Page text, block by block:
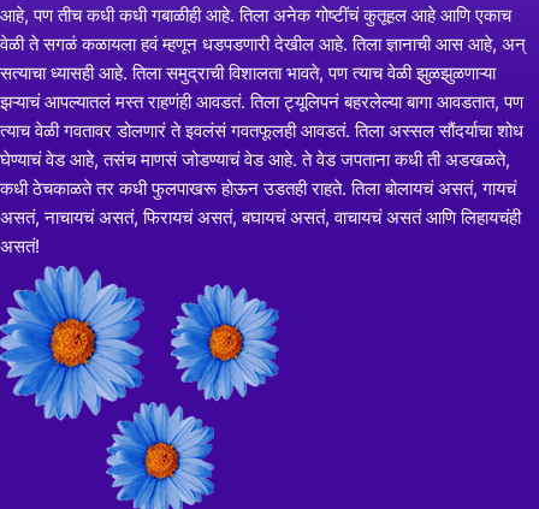
आहे, पण तीच कधी कधी गबाळीही आहे. तिला अनेक गोष्टींचं कुतूहल आहे आणि एकाच
वेळी ते सगळं कळायला हवं म्हणून धडपडणारी देखील आहे. तिला ज्ञानाची आस आहे, अन्
सत्याचा ध्यासही आहे. तिला समुद्राची विशालता भावते, पण त्याच वेळी झुळझुळणाऱ्या
झऱ्याचं आपल्यातलं मस्त राहणंही आवडतं. तिला ट्यूलिपनं बहरलेल्या बागा आवडतात, पण
त्याच वेळी गवतावर डोलणारं ते इवलंसं गवतफूलही आवडतं. तिला अस्सल सौंदर्याचा शोध
घेण्याचं वेड आहे, तसंच माणसं जोडण्याचं वेड आहे. ते वेड जपताना कधी ती अडखळते,
कधी ठेचकाळते तर कधी फुलपाखरू होऊन उडतही राहते. तिला बोलायचं असतं, गायचं
असतं, नाचायचं असतं, फिरायचं असतं, बघायचं असतं, वाचायचं असतं आणि लिहायचंही
असतं!